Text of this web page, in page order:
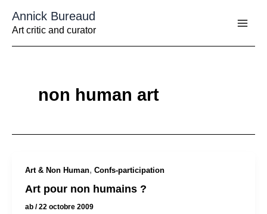
contenu
Annick Bureaud
Art critic and curator
non human art
Art & Non Human, Confs-participation
Art pour non humains ?
ab /22 octobre 2009